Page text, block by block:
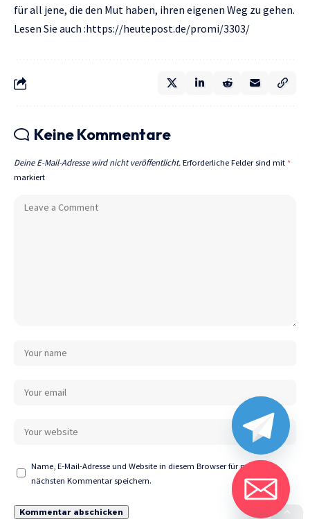
für all jene, die den Mut haben, ihren eigenen Weg zu gehen.
Lesen Sie auch :https://heutepost.de/promi/3303/
Keine Kommentare
Deine E-Mail-Adresse wird nicht veröffentlicht. Erforderliche Felder sind mit *
markiert
Name, E-Mail-Adresse und Website in diesem Browser für meinen
nächsten Kommentar speichern.
chaty